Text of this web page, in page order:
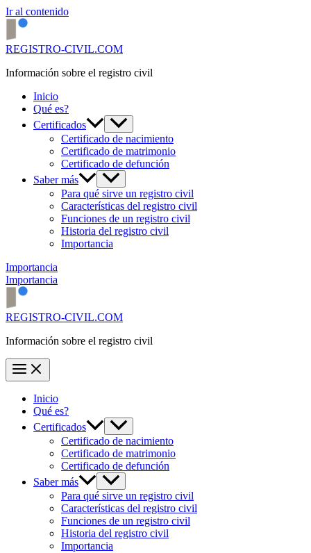
Ir al contenido
REGISTRO-CIVIL.COM
Información sobre el registro civil
Inicio
Qué es?
Certificados
Certificado de nacimiento
Certificado de matrimonio
Certificado de defunción
Saber más
Para qué sirve un registro civil
Características del registro civil
Funciones de un registro civil
Historia del registro civil
Importancia
Importancia
Importancia
REGISTRO-CIVIL.COM
Información sobre el registro civil
Inicio
Qué es?
Certificados
Certificado de nacimiento
Certificado de matrimonio
Certificado de defunción
Saber más
Para qué sirve un registro civil
Características del registro civil
Funciones de un registro civil
Historia del registro civil
Importancia